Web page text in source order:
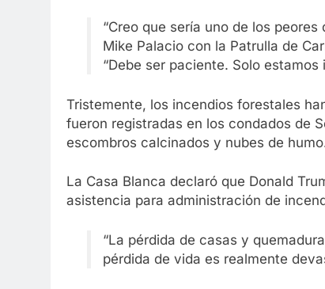
“Creo que sería uno de los
Mike Palacio con la Patrulla de
“Debe ser paciente. Solo
Tristemente, los incendios forestales
fueron registradas en los condados de
escombros calcinados y nubes de
La Casa Blanca declaró que Donald
asistencia para administración de
“La pérdida de casas y
pérdida de vida es realmente